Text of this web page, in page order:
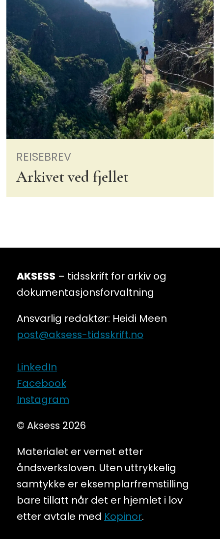
REISEBREV
Arkivet ved fjellet
AKSESS – tidsskrift for arkiv og
dokumentasjonsforvaltning
Ansvarlig redaktør: Heidi Meen
post@aksess-tidsskrift.no
LinkedIn
Facebook
Instagram
© Aksess 2026
Materialet er vernet etter
åndsverksloven. Uten uttrykkelig
samtykke er eksemplarfremstilling
bare tillatt når det er hjemlet i lov
etter avtale med Kopinor.